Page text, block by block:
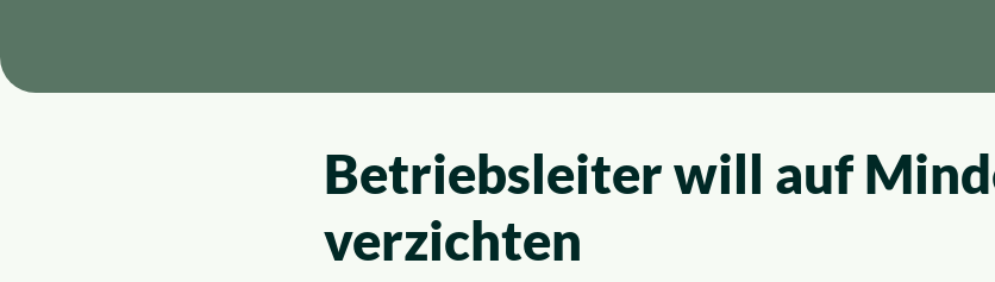
Betriebsleiter will auf
verzichten